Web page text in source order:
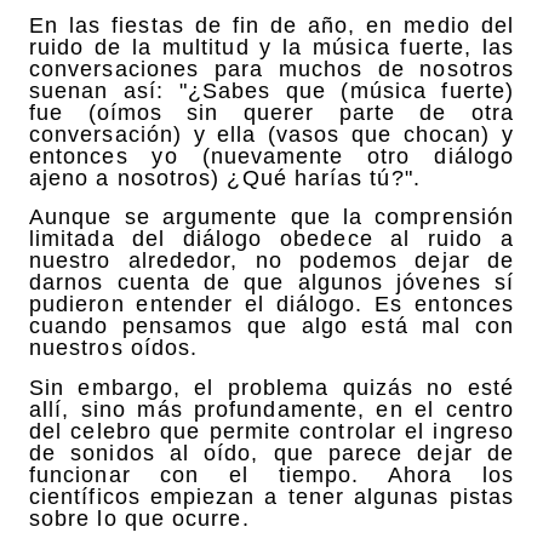
En las fiestas de fin de año, en medio del
ruido de la multitud y la música fuerte, las
conversaciones para muchos de nosotros
suenan así: "¿Sabes que (música fuerte)
fue (oímos sin querer parte de otra
conversación) y ella (vasos que chocan) y
entonces yo (nuevamente otro diálogo
ajeno a nosotros) ¿Qué harías tú?".
Aunque se argumente que la comprensión
limitada del diálogo obedece al ruido a
nuestro alrededor, no podemos dejar de
darnos cuenta de que algunos jóvenes sí
pudieron entender el diálogo. Es entonces
cuando pensamos que algo está mal con
nuestros oídos.
Sin embargo, el problema quizás no esté
allí, sino más profundamente, en el centro
del celebro que permite controlar el ingreso
de sonidos al oído, que parece dejar de
funcionar con el tiempo. Ahora los
científicos empiezan a tener algunas pistas
sobre lo que ocurre.